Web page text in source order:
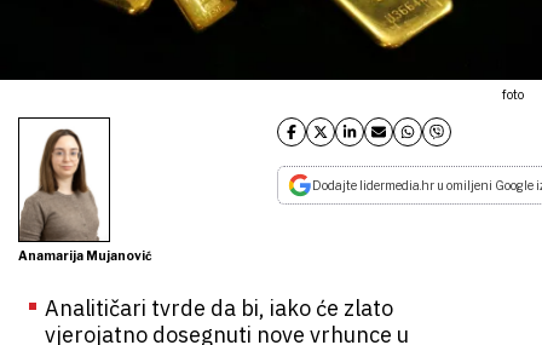
foto
Anamarija Mujanović
Dodajte lidermedia.hr u omiljeni Google
Analitičari tvrde da bi, iako će zlato
vjerojatno dosegnuti nove vrhunce u